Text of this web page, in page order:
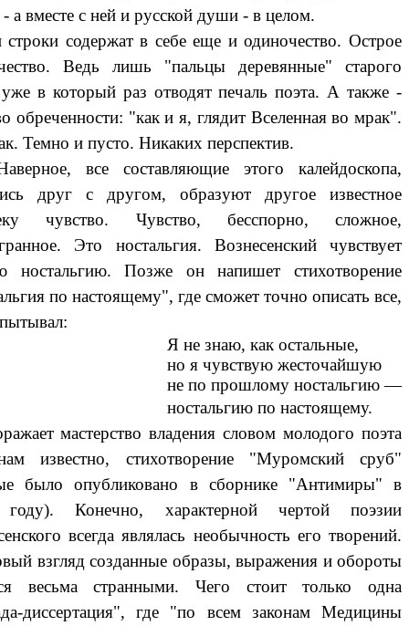
а вместе с ней и русской души - в целом.
содержат в себе еще и одиночество. Острое
Ведь лишь "пальцы деревянные" старого
в который раз отводят печаль поэта. А также -
обреченности: "как и я, глядит Вселенная во мрак".
Темно и пусто. Никаких перспектив.
все составляющие этого калейдоскопа,
друг с другом, образуют другое известное
чувство. Чувство, бесспорно, сложное,
Это ностальгия. Вознесенский чувствует
ностальгию. Позже он напишет стихотворение
по настоящему", где сможет точно описать все,
знаю, как остальные,
чувствую жесточайшую
прошлому ностальгию —
по настоящему.
мастерство владения словом молодого поэта
известно, стихотворение "Муромский сруб"
было опубликовано в сборнике "Антимиры" в
Конечно, характерной чертой поэзии
всегда являлась необычность его творений.
взгляд созданные образы, выражения и обороты
весьма странными. Чего стоит только одна
диссертация", где "по всем законам Медицины